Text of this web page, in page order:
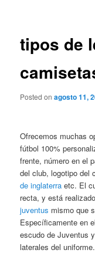
tipos de
Posted onagosto 11,
Ofrecemos muchas
fútbol 100%
frente, número en el
del club, logotipo del
de inglaterra etc. El
recta, y está
juventus mismo que
Específicamente en
escudo de Juventus
laterales del uniforme.